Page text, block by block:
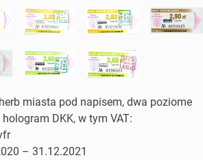
miasta pod napisem, dwa poziome
DKK, w tym VAT:
– 31.12.2021